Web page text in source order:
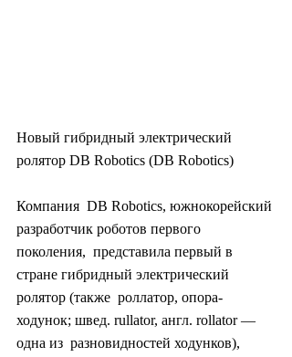
Новый гибридный электрический
ролятор DB Robotics (DB Robotics)
Компания  DB Robotics, южнокорейский
разработчик роботов первого
поколения,  представила первый в
стране гибридный электрический
ролятор (также  роллатор, опора-
ходунок; швед. rullator, англ. rollator —
одна из  разновидностей ходунков),